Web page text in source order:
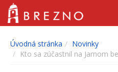
Úvodná stránka
Novinky
Kto sa zúčastnil na Jarnom